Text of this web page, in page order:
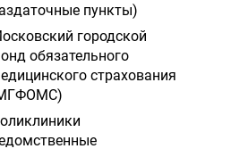
пункты)
городской
обязательного
страхования